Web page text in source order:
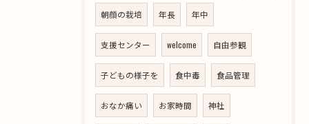
朝顔の栽培 年長 年中
支援センター welcome 自由参観
子どもの様子を 食中毒 食品管理
おなか痛い お家時間 神社